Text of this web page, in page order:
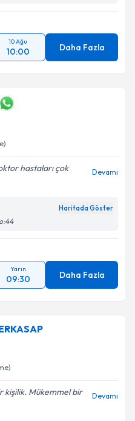
Gönder
10 Ağu
10:00 Daha Fazla
hastaları çok
Devamı
Haritada Göster
Yarın
09:30 Daha Fazla
kişilik. Mükemmel bir
Devamı